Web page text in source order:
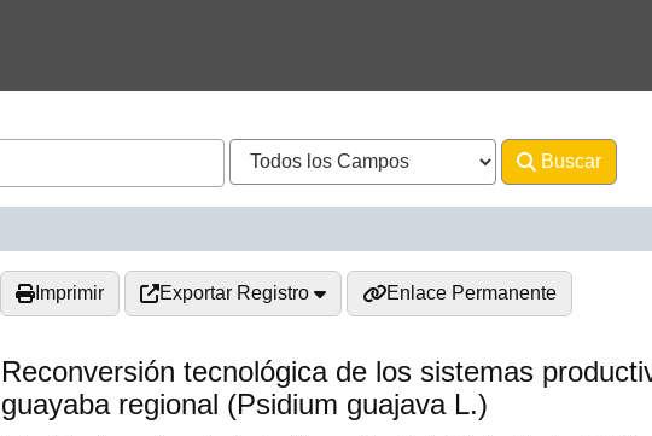
Buscar
Imprimir Exportar Registro Enlace Permanente
Reconversión tecnológica de los sistemas
guayaba regional (Psidium guajava L.)